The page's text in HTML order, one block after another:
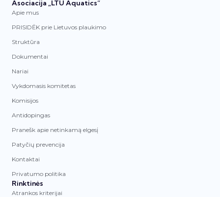
Asociacija „LTU Aquatics“
Apie mus
PRISIDĖK prie Lietuvos plaukimo
Struktūra
Dokumentai
Nariai
Vykdomasis komitetas
Komisijos
Antidopingas
Pranešk apie netinkamą elgesį
Patyčių prevencija
Kontaktai
Privatumo politika
Rinktinės
Atrankos kriterijai